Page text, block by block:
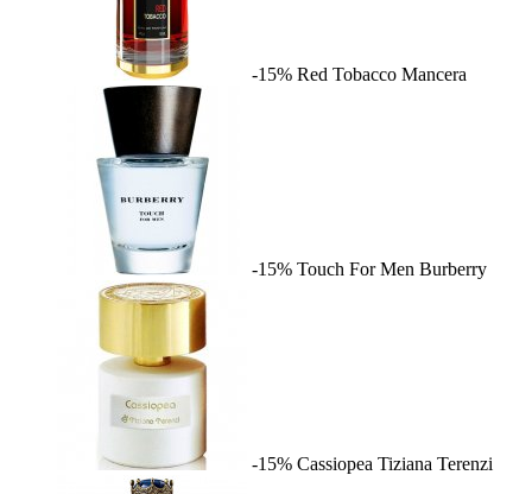
-15% Red Tobacco Mancera
-15% Touch For Men Burberry
-15% Cassiopea Tiziana Terenzi